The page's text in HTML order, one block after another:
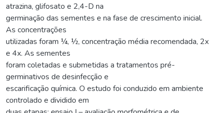
atrazina, glifosato e 2,4-D na
germinação das sementes e na fase de crescimento inicial.
As concentrações
utilizadas foram ¼, ½, concentração média recomendada, 2x
e 4x. As sementes
foram coletadas e submetidas a tratamentos pré-
germinativos de desinfecção e
escarificação química. O estudo foi conduzido em ambiente
controlado e dividido em